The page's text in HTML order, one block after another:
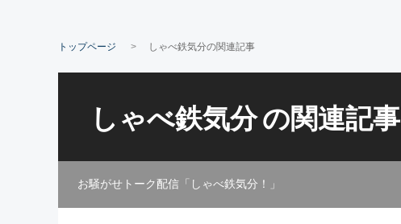
トップページ しゃべ鉄気分の関連記事
しゃべ鉄気分の関連記事
お騒がせトーク配信「しゃべ鉄気分！」